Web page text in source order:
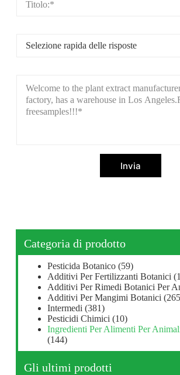
Invia
Categoria di prodotto
Pesticida Botanico (59)
Additivi Per Fertilizzanti Botanici
Additivi Per Rimedi Botanici Per
Additivi Per Mangimi Botanici
Intermedi (381)
Pesticidi Chimici (10)
Ingredienti Per Alimenti Per
(144)
Gli ultimi prodotti